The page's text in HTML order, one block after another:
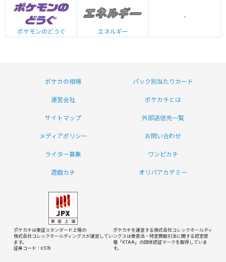
ポケモンのどうぐ エネルギー
-
ポケカの相場 パック別当たりカード
運営会社 ポケカチとは
サイトマップ 外部送信先一覧
メディアポリシー お問い合わせ
ライター募集 ワンピカチ
遊戯カチ オリパアカデミー
ポケカチは東証スタンダード上場の
株式会社コレックホールディングスが運営してい
ます。
証券コード：6578
ポケカチを運営する株式会社コレックホールディ
ングスは景表法・特定商取引法に関する認定資
格「KTAA」の団体認証マークを取得していま
す。